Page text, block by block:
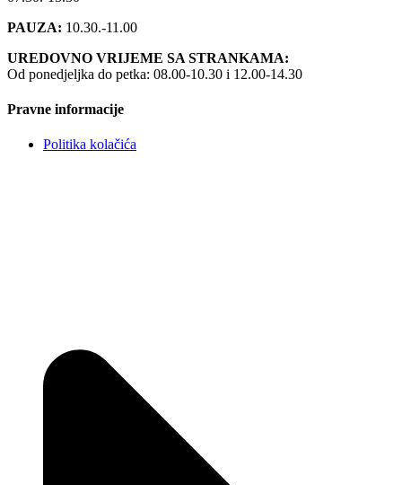
PAUZA: 10.30.-11.00
UREDOVNO VRIJEME SA STRANKAMA:
Od ponedjeljka do petka: 08.00-10.30 i 12.00-14.30
Pravne informacije
Politika kolačića